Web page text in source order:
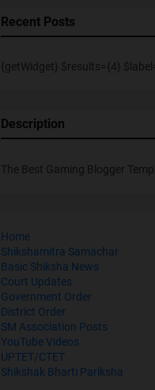
Recent Posts
{getWidget} $results={4}
Description
The Best Gaming Blogger
Home
Shikshamitra Samachar
Basic Shiksha News
Court Updates
Government Order
District Order
SM Association Posts
YouTube Videos
UPTET/CTET
Shikshak Bharti Pariksha